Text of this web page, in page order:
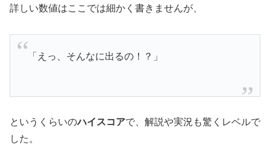
詳しい数値はここでは細かく書きませんが、
「えっ、そんなに出るの！？」
というくらいのハイスコアで、解説や実況も驚くレベルで
した。